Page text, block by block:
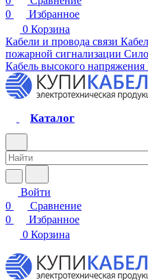
0
Избранное
0 Корзина
Кабели и провода связи
пожарной сигнализации
Кабель высокого напряжения
Каталог
Войти
0
Сравнение
0
Избранное
0 Корзина